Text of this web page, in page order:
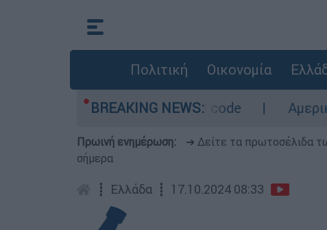
Πολιτική Οικονομία
BREAKING NEWS:
- Οι περιοχές σε red code Αμερικανικός
Πρωινή ενημέρωση: ➔ Δείτε τα πρωτοσέλιδα
σήμερα
┋ Ελλάδα ┋ 17.10.2024 08:33